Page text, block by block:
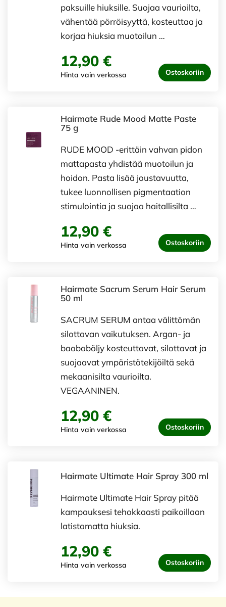
paksuille hiuksille. Suojaa vaurioilta,
vähentää pörröisyyttä, kosteuttaa ja
korjaa hiuksia muotoilun …
12,90 €
Hinta vain verkossa Ostoskoriin
Hairmate Rude Mood Matte Paste
75 g
RUDE MOOD -erittäin vahvan pidon
mattapasta yhdistää muotoilun ja
hoidon. Pasta lisää joustavuutta,
tukee luonnollisen pigmentaation
stimulointia ja suojaa haitallisilta …
12,90 €
Hinta vain verkossa Ostoskoriin
Hairmate Sacrum Serum Hair Serum
50 ml
SACRUM SERUM antaa välittömän
silottavan vaikutuksen. Argan- ja
baobaböljy kosteuttavat, silottavat ja
suojaavat ympäristötekijöiltä sekä
mekaanisilta vaurioilta.
VEGAANINEN.
12,90 €
Hinta vain verkossa Ostoskoriin
Hairmate Ultimate Hair Spray 300 ml
Hairmate Ultimate Hair Spray pitää
kampauksesi tehokkaasti paikoillaan
latistamatta hiuksia.
12,90 €
Hinta vain verkossa Ostoskoriin